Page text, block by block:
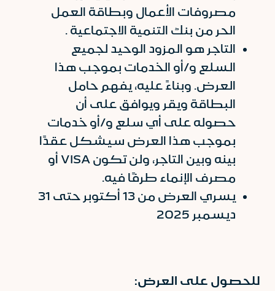
مصروفات الأعمال وبطاقة العمل
الحر من بنك التنمية الاجتماعية .
التاجر هو المزود الوحيد لجميع
السلع و/أو الخدمات بموجب هذا
العرض. وبناءً عليه، يفهم حامل
البطاقة ويقر ويوافق على أن
حصوله على أي سلع و/أو خدمات
بموجب هذا العرض سيشكل عقدًا
بينه وبين التاجر، ولن تكون VISA أو
مصرف الإنماء طرفًا فيه.
يسري العرض من 13 أكتوبر حتى 31
ديسمبر 2025
للحصول على العرض: